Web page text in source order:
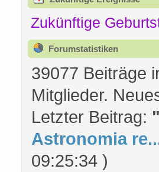
Zukünftige
Forumstatistiken
39077 Beiträge
Mitglieder.
Letzter Beitrag:
Astronomia
09:25:34 )